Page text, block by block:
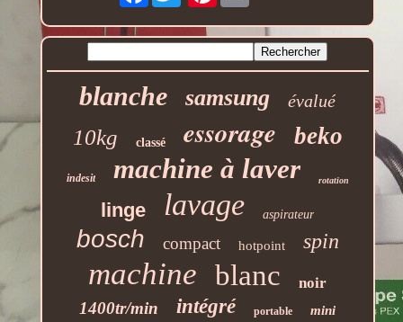
blanche samsung évalué
10kg classé essorage beko
indesit machine à laver rotation
linge lavage aspirateur
bosch compact hotpoint spin
machine blanc noir
1400tr/min intégré portable mini